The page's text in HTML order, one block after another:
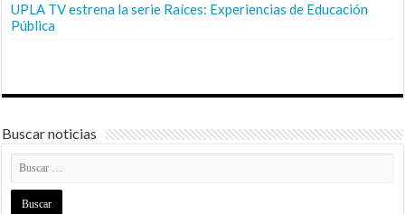
UPLA TV estrena la serie Raíces: Experiencias de Educación
Pública
Buscar noticias